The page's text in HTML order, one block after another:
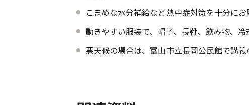
こまめな水分補給など熱中症対策を十分にお
動きやすい服装で、帽子、長靴、飲み物、冷
悪天候の場合は、富山市立長岡公民館で講義